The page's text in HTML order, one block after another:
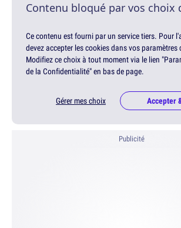
Contenu bloqué par vos choix
Ce contenu est fourni par un service tiers. Pour
devez accepter les cookies dans vos
Modifiez ce choix à tout moment via le lien
de la Confidentialité" en bas de page.
Gérer mes choix Accepter
Publicité